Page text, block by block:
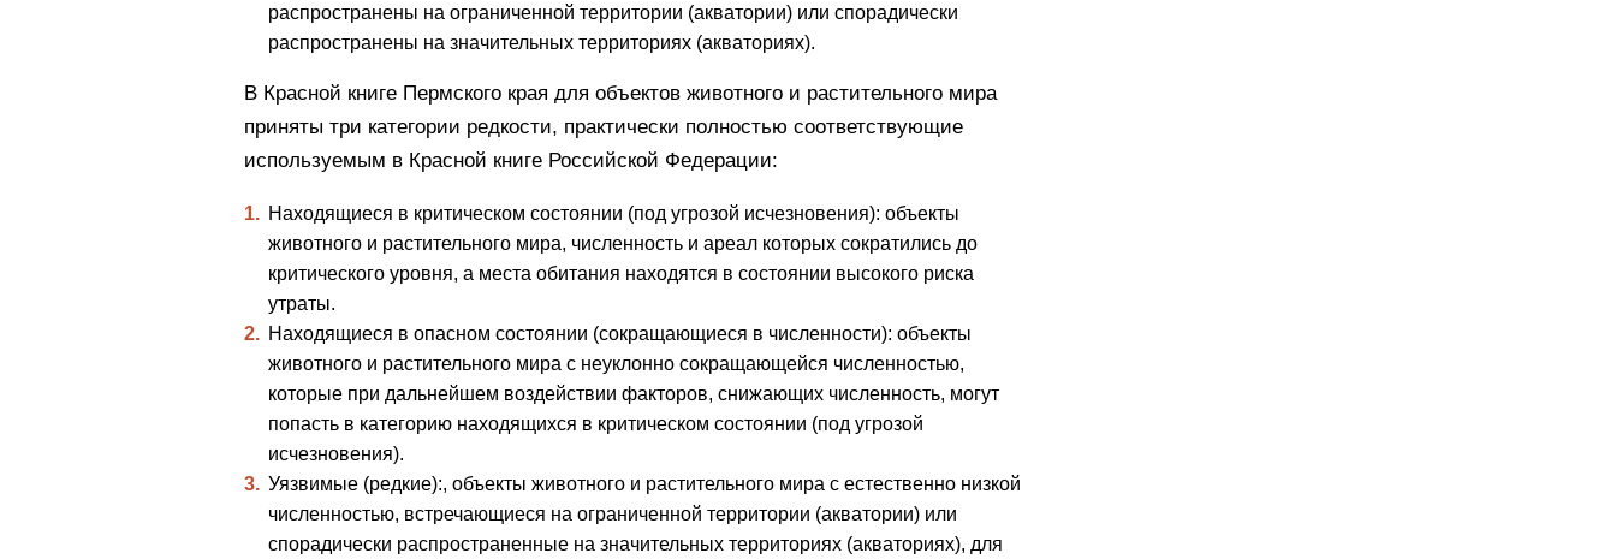
распространены на ограниченной территории (акватории) или спорадически
распространены на значительных территориях (акваториях).
В Красной книге Пермского края для объектов животного и растительного мира
приняты три категории редкости, практически полностью соответствующие
используемым в Красной книге Российской Федерации:
Находящиеся в критическом состоянии (под угрозой исчезновения): объекты
животного и растительного мира, численность и ареал которых сократились до
критического уровня, а места обитания находятся в состоянии высокого риска
утраты.
Находящиеся в опасном состоянии (сокращающиеся в численности): объекты
животного и растительного мира с неуклонно сокращающейся численностью,
которые при дальнейшем воздействии факторов, снижающих численность, могут
попасть в категорию находящихся в критическом состоянии (под угрозой
исчезновения).
Уязвимые (редкие):, объекты животного и растительного мира с естественно низкой
численностью, встречающиеся на ограниченной территории (акватории) или
спорадически распространенные на значительных территориях (акваториях), для